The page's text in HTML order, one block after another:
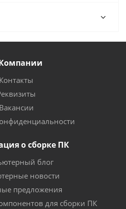
Контакты
Вакансии
о сборке ПК
блог
новости
предложения
для сборки ПК